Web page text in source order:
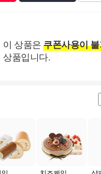
이 상품은 쿠폰사용이
상품입니다.